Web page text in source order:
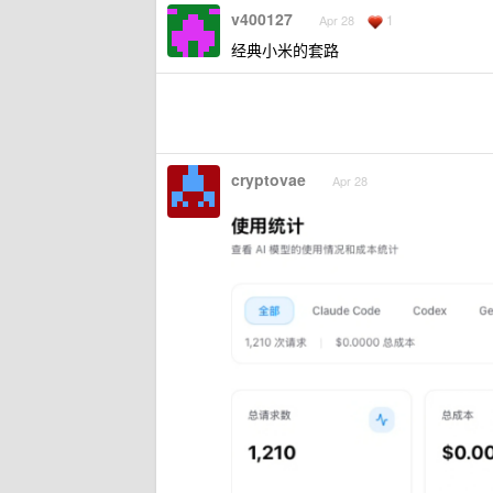
v400127 Apr 28 1
经典小米的套路
cryptovae Apr 28